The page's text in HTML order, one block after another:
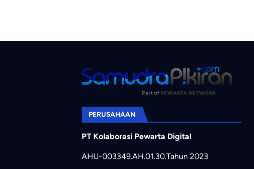
PERUSAHAAN
PT Kolaborasi Pewarta Digital
AHU-003349.AH.01.30.Tahun 2023